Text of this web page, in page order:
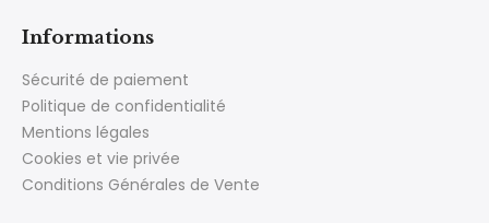
Informations
Sécurité de paiement
Politique de confidentialité
Mentions légales
Cookies et vie privée
Conditions Générales de Vente